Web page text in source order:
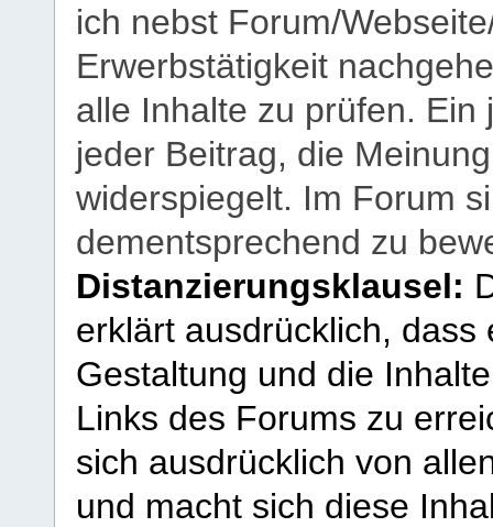
ich nebst Forum/
Erwerbstätigkeit
alle Inhalte zu prüfen.
jeder Beitrag, die
widerspiegelt. Im Forum
dementsprechend zu
Distanzierungsklausel:
erklärt ausdrücklich,
Gestaltung und die
Links des Forums zu
sich ausdrücklich von
und macht sich diese